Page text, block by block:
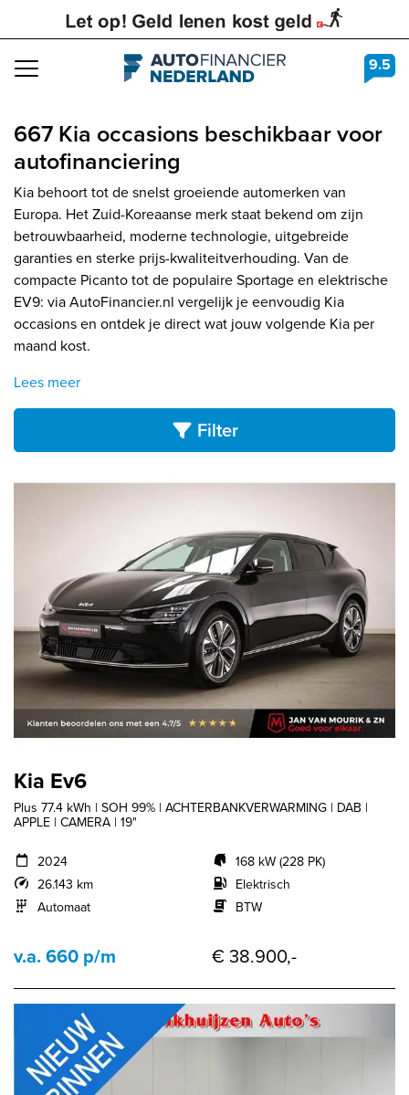
Navigation 9.5
667 Kia occasions beschikbaar voor
autofinanciering
Kia behoort tot de snelst groeiende automerken van
Europa. Het Zuid-Koreaanse merk staat bekend om zijn
betrouwbaarheid, moderne technologie, uitgebreide
garanties en sterke prijs-kwaliteitverhouding. Van de
compacte Picanto tot de populaire Sportage en elektrische
EV9: via AutoFinancier.nl vergelijk je eenvoudig Kia
occasions en ontdek je direct wat jouw volgende Kia per
maand kost.
Lees meer
Filter
Kia Ev6
Plus 77.4 kWh | SOH 99% | ACHTERBANKVERWARMING | DAB |
APPLE | CAMERA | 19"
2024
26.143 km
Automaat
168 kW (228 PK)
Elektrisch
BTW
v.a. 660 p/m € 38.900,-